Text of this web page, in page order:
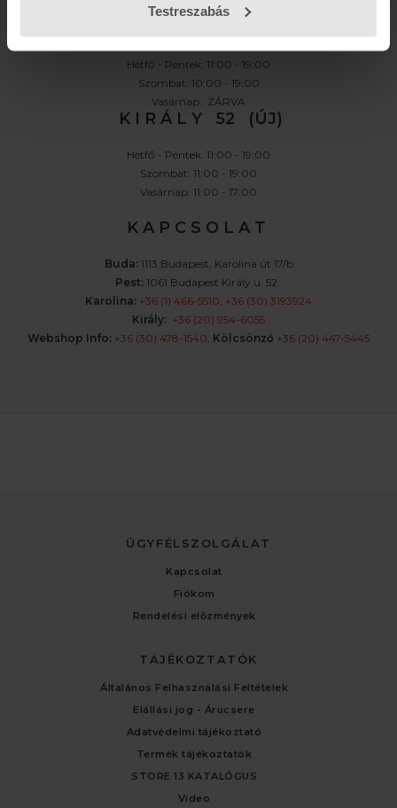
Testreszabás
Hétfő - Péntek: 11:00 - 19:00
Szombat: 10:00 - 19:00
Vasárnap: ZÁRVA
K I R Á L Y 52 (ÚJ)
Hétfő - Péntek: 11:00 - 19:00
Szombat: 11:00 - 19:00
Vasárnap: 11:00 - 17:00
K A P C S O L A T
Buda: 1113 Budapest, Karolina út 17/b
Pest: 1061 Budapest Király u. 52.
Karolina: +36 (1) 466-5510, +36 (30) 3193924
Király: +36 (20) 954-6055
Webshop Info: +36 (30) 478-1540, Kölcsönző +36 (20) 447-5445
ÜGYFÉLSZOLGÁLAT
Kapcsolat
Fiókom
Rendelési előzmények
TÁJÉKOZTATÓK
Általános Felhasználási Feltételek
Elállási jog - Árucsere
Adatvédelmi tájékoztató
Termék tájékoztatók
STORE 13 KATALÓGUS
Video